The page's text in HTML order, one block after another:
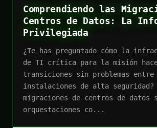
Comprendiendo las
Centros de Datos: La
Privilegiada
¿Te has preguntado cómo la
de TI crítica para la misión
transiciones sin problemas entre
instalaciones de alta seguridad?
migraciones de centros de datos
orquestaciones co...